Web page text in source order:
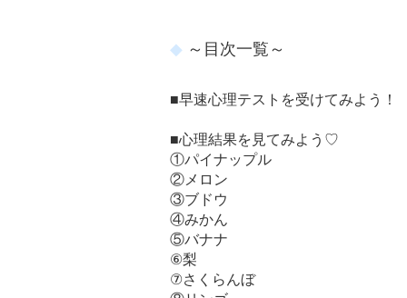
～目次一覧～
■早速心理テストを受けてみよう！
■心理結果を見てみよう♡
①パイナップル
②メロン
③ブドウ
④みかん
⑤バナナ
⑥梨
⑦さくらんぼ